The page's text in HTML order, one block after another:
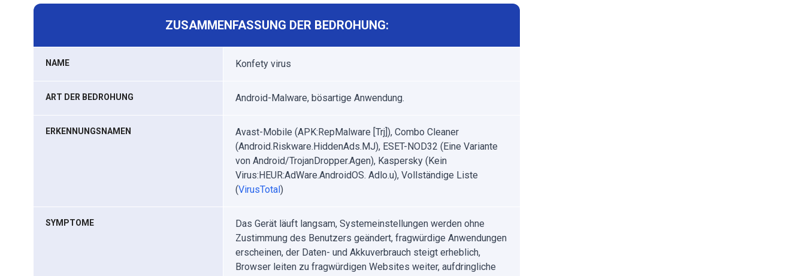
ZUSAMMENFASSUNG DER BEDROHUNG:
NAME Konfety virus
ART DER BEDROHUNG Android-Malware, bösartige Anwendung.
ERKENNUNGSNAMEN
Avast-Mobile (APK:RepMalware [Trj]), Combo Cleaner
(Android.Riskware.HiddenAds.MJ), ESET-NOD32 (Eine Variante
von Android/TrojanDropper.Agen), Kaspersky (Kein
Virus:HEUR:AdWare.AndroidOS. Adlo.u), Vollständige Liste
(VirusTotal)
SYMPTOME
Das Gerät läuft langsam, Systemeinstellungen werden ohne
Zustimmung des Benutzers geändert, fragwürdige Anwendungen
erscheinen, der Daten- und Akkuverbrauch steigt erheblich,
Browser leiten zu fragwürdigen Websites weiter, aufdringliche